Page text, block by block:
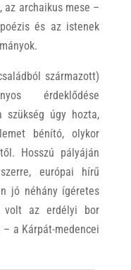
az archaikus mese –
és az istenek
származott)
érdeklődése
szükség úgy hozta,
bénító, olykor
Hosszú pályáján
európai hírű
jó néhány ígéretes
volt az erdélyi bor
a Kárpát-medencei